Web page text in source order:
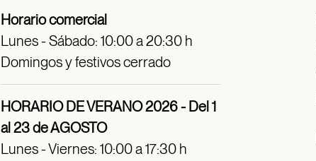
Horario comercial
Lunes - Sábado: 10:00 a 20:30 h
Domingos y festivos cerrado
HORARIO DE VERANO 2026 - Del 1
al 23 de AGOSTO
Lunes - Viernes: 10:00 a 17:30 h